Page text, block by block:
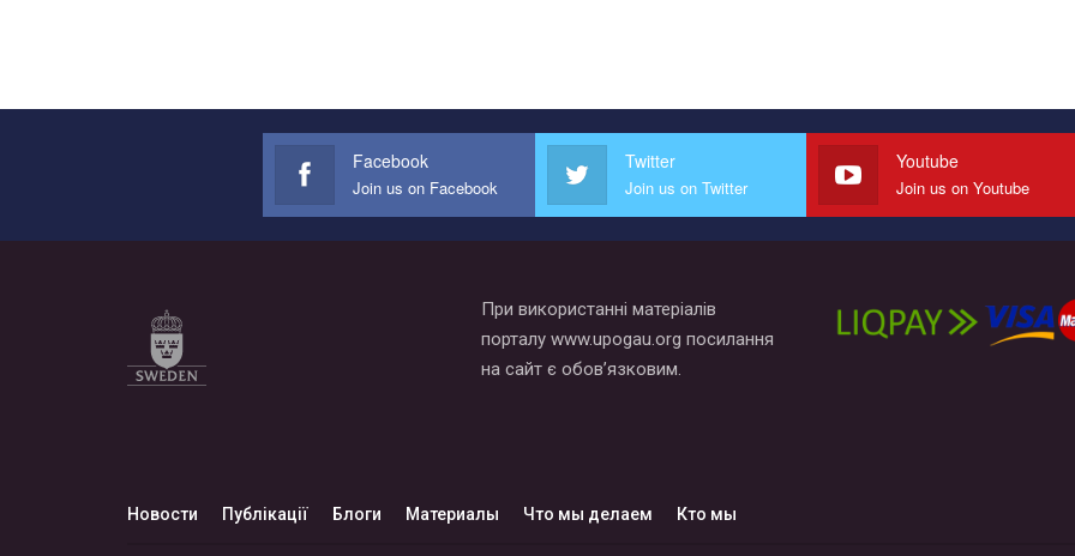
Facebook
Join us on Facebook
Twitter
Join us on Twitter
Youtube
Join us on Youtube
При використанні матеріалів
порталу www.upogau.org посилання
на сайт є обов’язковим.
Новости Публікації Блоги Материалы Что мы делаем Кто мы